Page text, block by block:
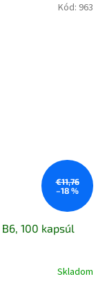
€11,76
–18 %
100 kapsúl
Skladom
Kód: 963